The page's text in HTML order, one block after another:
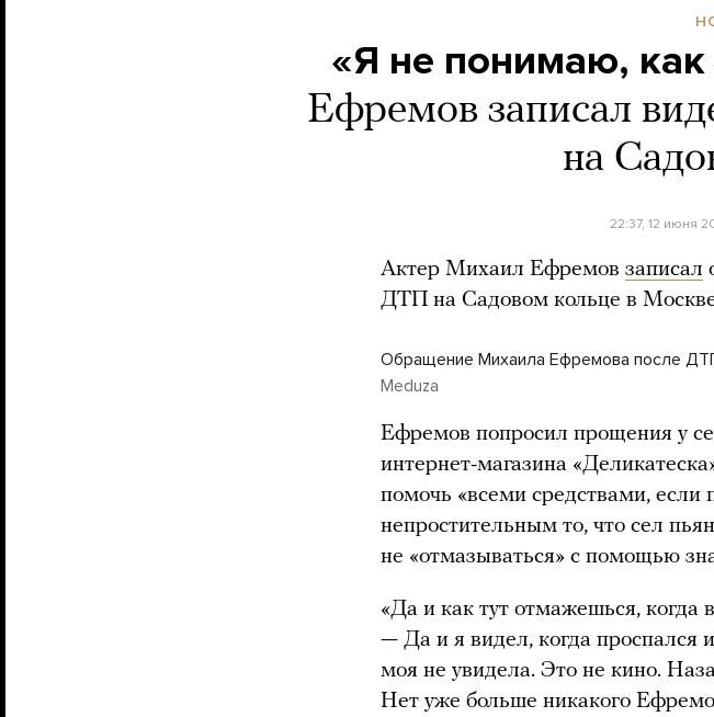
«Я не понимаю,
Ефремов записал
на
22:37, 12 июня
Актер Михаил Ефремов записал
ДТП на Садовом кольце в
Обращение Михаила Ефремова после
Meduza
Ефремов попросил прощения у
интернет-магазина
помочь «всеми средствами, если
непростительным то, что сел
не «отмазываться» с помощью
«Да и как тут отмажешься, когда
— Да и я видел, когда проспался
моя не увидела. Это не кино.
Нет уже больше никакого